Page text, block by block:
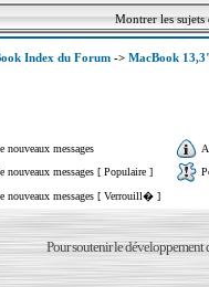
Montrer les
Index du Forum-> MacBook
nouveaux messages
nouveaux messages [ Populaire ]
nouveaux messages [ Verrouill� ]
Pour soutenir le développement